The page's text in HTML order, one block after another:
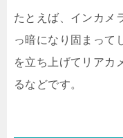
たとえば、インカメ
っ暗になり固まって
を立ち上げてリアカ
るなどです。